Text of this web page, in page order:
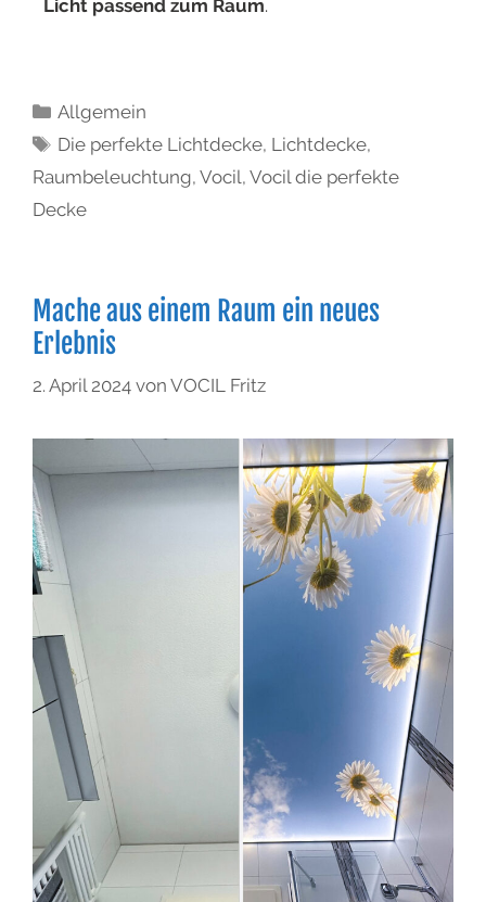
Licht passend zum Raum.
Allgemein
Die perfekte Lichtdecke, Lichtdecke,
Raumbeleuchtung, Vocil, Vocil die perfekte
Decke
Mache aus einem Raum ein neues
Erlebnis
2. April 2024 von VOCIL Fritz